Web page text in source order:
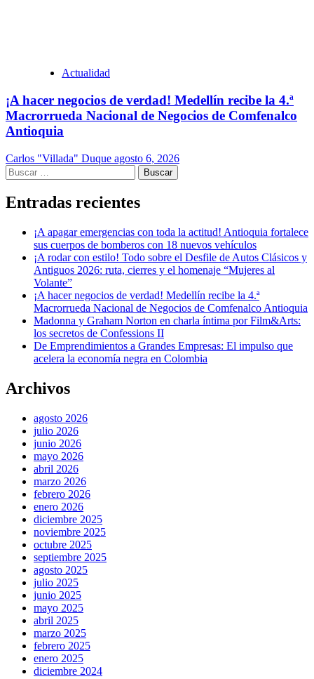
Actualidad
¡A hacer negocios de verdad! Medellín recibe la 4.ª
Macrorrueda Nacional de Negocios de Comfenalco
Antioquia
Carlos "Villada" Duque agosto 6, 2026
Buscar:
Entradas recientes
¡A apagar emergencias con toda la actitud! Antioquia fortalece
sus cuerpos de bomberos con 18 nuevos vehículos
¡A rodar con estilo! Todo sobre el Desfile de Autos Clásicos y
Antiguos 2026: ruta, cierres y el homenaje “Mujeres al
Volante”
¡A hacer negocios de verdad! Medellín recibe la 4.ª
Macrorrueda Nacional de Negocios de Comfenalco Antioquia
Madonna y Graham Norton en charla íntima por Film&Arts:
los secretos de Confessions II
De Emprendimientos a Grandes Empresas: El impulso que
acelera la economía negra en Colombia
Archivos
agosto 2026
julio 2026
junio 2026
mayo 2026
abril 2026
marzo 2026
febrero 2026
enero 2026
diciembre 2025
noviembre 2025
octubre 2025
septiembre 2025
agosto 2025
julio 2025
junio 2025
mayo 2025
abril 2025
marzo 2025
febrero 2025
enero 2025
diciembre 2024